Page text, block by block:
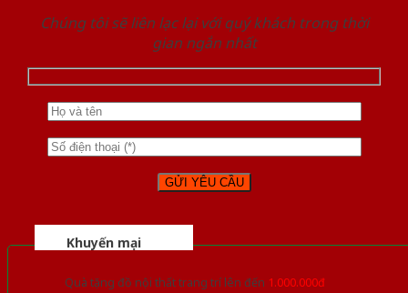
Chúng tôi sẽ liên lạc lại với quý khách trong thời
gian ngắn nhất
Khuyến mại
Quà tặng đồ nội thất trang trí lên đến 1.000.000đ